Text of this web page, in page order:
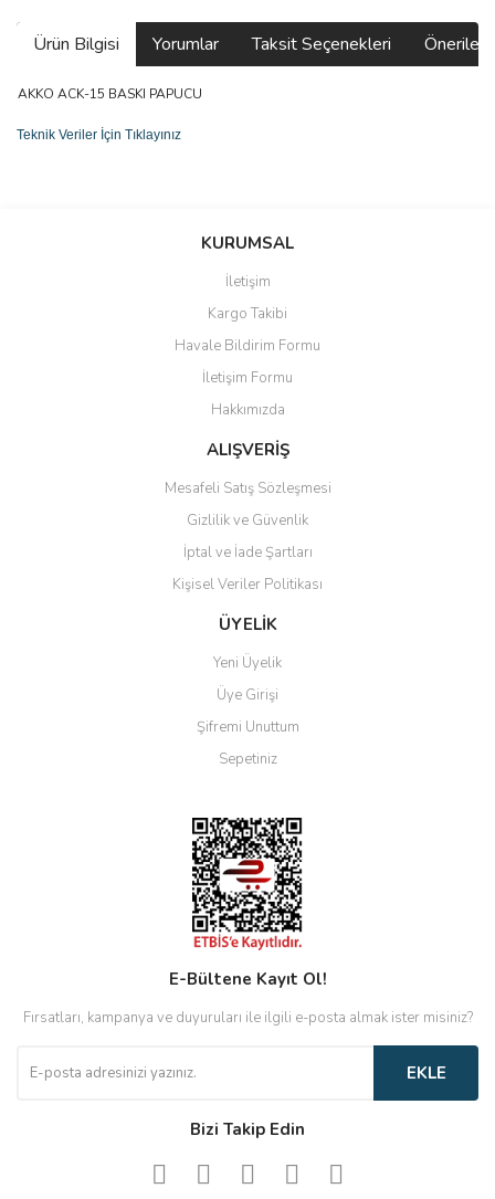
Ürün Bilgisi Yorumlar Taksit Seçenekleri
AKKO ACK-15 BASKI PAPUCU
Teknik Veriler İçin Tıklayınız
Bu ürüne ilk yorumu siz yapın!
Ürün resmi kalitesiz, bozuk veya görüntülenemiyor.
Ürün açıklamasında eksik bilgiler bulunuyor.
Ürün bilgilerinde hatalar bulunuyor.
Ürün fiyatı diğer sitelerden daha pahalı.
Bu ürüne benzer farklı alternatifler olmalı.
Gönder
KURUMSAL
İletişim
Kargo Takibi
Havale Bildirim Formu
İletişim Formu
Hakkımızda
ALIŞVERİŞ
Mesafeli Satış Sözleşmesi
Gizlilik ve Güvenlik
İptal ve İade Şartları
Kişisel Veriler Politikası
ÜYELİK
Yeni Üyelik
Üye Girişi
Şifremi Unuttum
Sepetiniz
E-Bültene Kayıt Ol!
Fırsatları, kampanya ve duyuruları ile ilgili e-posta almak ister misiniz?
EKLE
Bizi Takip Edin